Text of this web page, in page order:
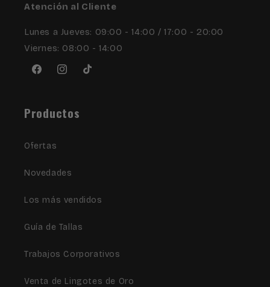
Atención al Cliente
Lunes a Jueves: 09:00 - 14:00 / 17:00 - 20:00
Viernes: 08:00 - 14:00
FacebookInstagram
TikTok
Productos
Ofertas
Novedades
Los más vendidos
Guía de Tallas
Trabajos Corporativos
Venta de Lingotes de Oro